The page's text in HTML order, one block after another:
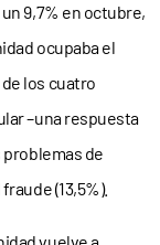
9,7% en octubre,
ocupaba el
los cuatro
–una respuesta
problemas de
fraude (13,5%).